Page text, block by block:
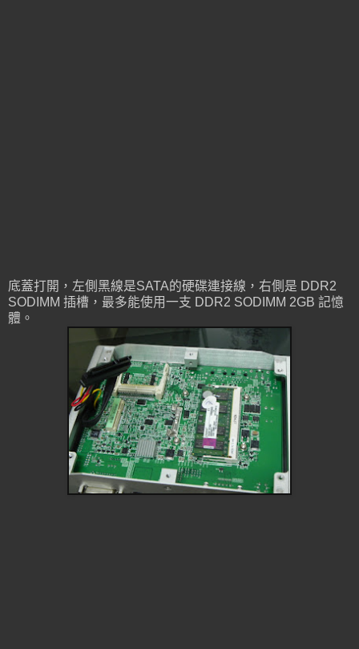
底蓋打開，左側黑線是SATA的硬碟連接線，右側是 DDR2
SODIMM 插槽，最多能使用一支 DDR2 SODIMM 2GB 記憶
體。